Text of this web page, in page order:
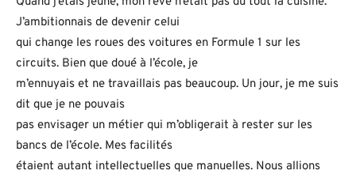
J’ambitionnais de devenir celui
qui change les roues des voitures en Formule 1 sur les
circuits. Bien que doué à l’école, je
m’ennuyais et ne travaillais pas beaucoup. Un jour, je me suis
dit que je ne pouvais
pas envisager un métier qui m’obligerait à rester sur les
bancs de l’école. Mes facilités
étaient autant intellectuelles que manuelles. Nous allions